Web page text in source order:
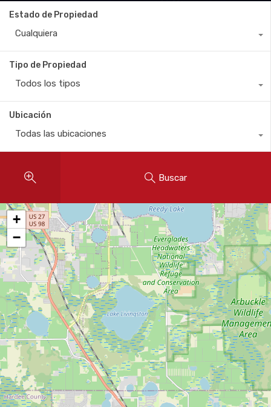
Estado de Propiedad
Cualquiera
Tipo de Propiedad
Todos los tipos
Ubicación
Todas las ubicaciones
Buscar
+
−